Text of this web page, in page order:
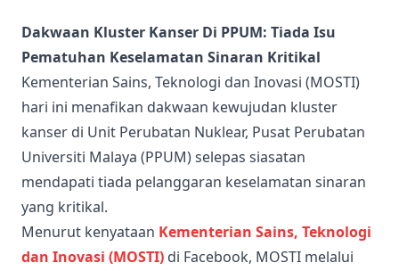
Dakwaan Kluster Kanser Di PPUM: Tiada Isu
Pematuhan Keselamatan Sinaran Kritikal
Kementerian Sains, Teknologi dan Inovasi (MOSTI)
hari ini menafikan dakwaan kewujudan kluster
kanser di Unit Perubatan Nuklear, Pusat Perubatan
Universiti Malaya (PPUM) selepas siasatan
mendapati tiada pelanggaran keselamatan sinaran
yang kritikal.
Menurut kenyataan Kementerian Sains, Teknologi
dan Inovasi (MOSTI) di Facebook, MOSTI melalui